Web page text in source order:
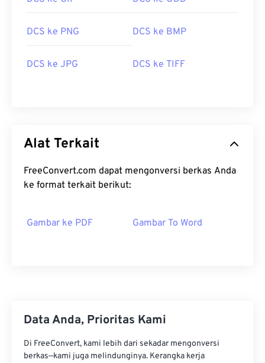
DCS ke PNG DCS ke BMP
DCS ke JPG DCS ke TIFF
Alat Terkait
FreeConvert.com dapat mengonversi berkas Anda
ke format terkait berikut:
Gambar ke PDF Gambar To Word
Data Anda, Prioritas Kami
Di FreeConvert, kami lebih dari sekadar mengonversi
berkas—kami juga melindunginya. Kerangka kerja